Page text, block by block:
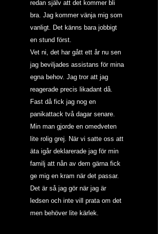
redan själv att det kommer bli
bra. Jag kommer vänja mig som
vanligt. Det känns bara jobbigt
en stund först.
Vet ni, det har gått ett år nu sen
jag beviljades assistans för mina
egna behov. Jag tror att jag
reagerade precis likadant då.
Fast då fick jag nog en
panikattack två dagar senare.
Min man gjorde en omedveten
lite rolig grej. När vi satte oss att
äta igår deklarerade jag för min
familj att nån av dem gärna fick
ge mig en kram när det passar.
Det är så jag gör när jag är
ledsen och inte vill prata om det
men behöver lite kärlek.